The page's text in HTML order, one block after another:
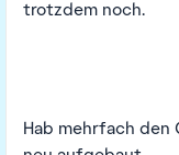
trotzdem noch.
Hab mehrfach den